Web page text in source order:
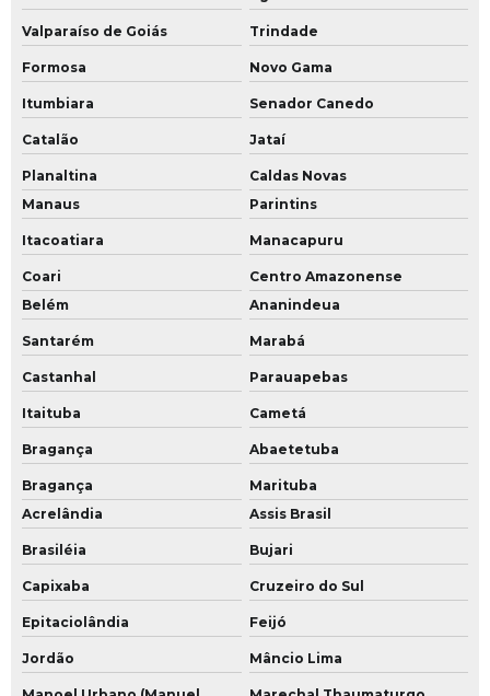
Valparaíso de Goiás Trindade
Formosa Novo Gama
Itumbiara Senador Canedo
Catalão Jataí
Planaltina
Caldas Novas
Manaus
Parintins
Itacoatiara Manacapuru
Coari
Centro Amazonense
Belém
Ananindeua
Santarém Marabá
Castanhal Parauapebas
Itaituba Cametá
Bragança Abaetetuba
Bragança
Marituba
Acrelândia
Assis Brasil
Brasiléia Bujari
Capixaba Cruzeiro do Sul
Epitaciolândia Feijó
Jordão Mâncio Lima